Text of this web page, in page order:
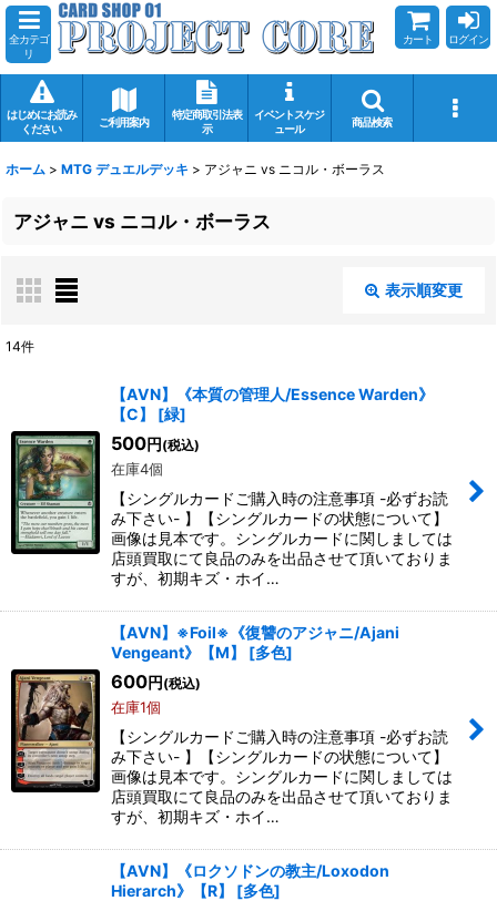
全カテゴ
リ
カート ログイン
はじめにお読み
ください
ご利用案内
特定商取引法表
示
イベントスケジ
ュール
商品検索
ホーム > MTG デュエルデッキ > アジャニ vs ニコル・ボーラス
アジャニ vs ニコル・ボーラス
表示順変更
在庫あり
並び順:
絞り込む
14件
【AVN】《本質の管理人/Essence Warden》
【C】
[緑]
500円 (税込)
在庫4個
【シングルカードご購入時の注意事項 -必ずお読
み下さい- 】【シングルカードの状態について】
画像は見本です。シングルカードに関しましては
店頭買取にて良品のみを出品させて頂いておりま
すが、初期キズ・ホイ…
【AVN】※Foil※《復讐のアジャニ/Ajani
Vengeant》【M】
[多色]
600円 (税込)
在庫1個
【シングルカードご購入時の注意事項 -必ずお読
み下さい- 】【シングルカードの状態について】
画像は見本です。シングルカードに関しましては
店頭買取にて良品のみを出品させて頂いておりま
すが、初期キズ・ホイ…
【AVN】《ロクソドンの教主/Loxodon
Hierarch》【R】
[多色]